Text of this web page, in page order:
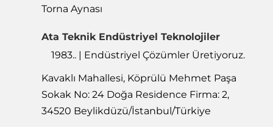
Torna Aynası
Ata Teknik Endüstriyel Teknolojiler
1983.. | Endüstriyel Çözümler Üretiyoruz.
Kavaklı Mahallesi, Köprülü Mehmet Paşa
Sokak No: 24 Doğa Residence Firma: 2,
34520 Beylikdüzü/İstanbul/Türkiye